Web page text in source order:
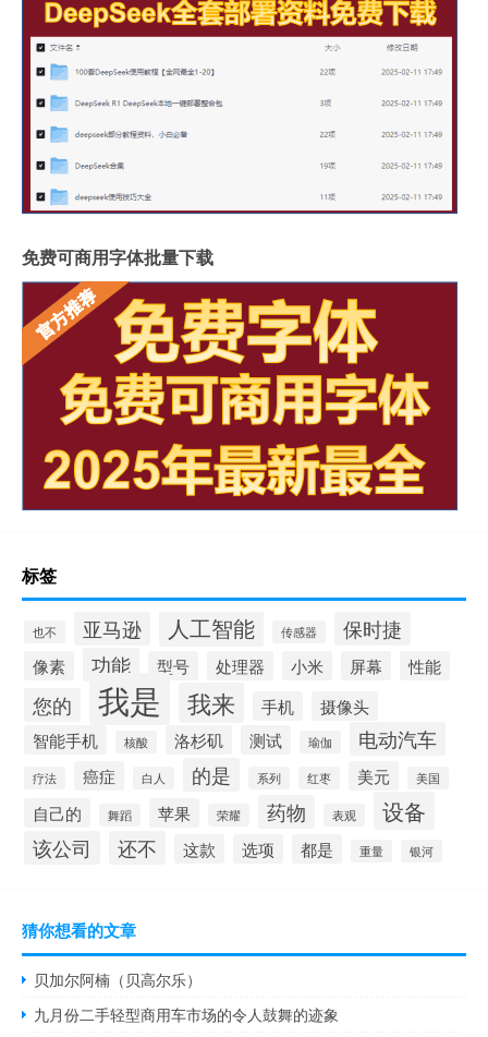
免费可商用字体批量下载
标签
也不 亚马逊 人工智能 传感器 保时捷
像素 功能 型号 处理器 小米 屏幕 性能
您的 我是 我来 手机
摄像头
智能手机
核酸 洛杉矶 测试 瑜伽 电动汽车
疗法 癌症 白人 的是 系列 红枣 美元 美国
自己的 舞蹈 苹果 荣耀 药物 表观 设备
该公司 还不 这款 选项 都是 重量 银河
猜你想看的文章
贝加尔阿楠（贝高尔乐）
九月份二手轻型商用车市场的令人鼓舞的迹象